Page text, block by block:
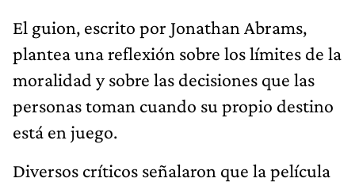
El guion, escrito por Jonathan Abrams,
plantea una reflexión sobre los límites de la
moralidad y sobre las decisiones que las
personas toman cuando su propio destino
está en juego.
Diversos críticos señalaron que la película